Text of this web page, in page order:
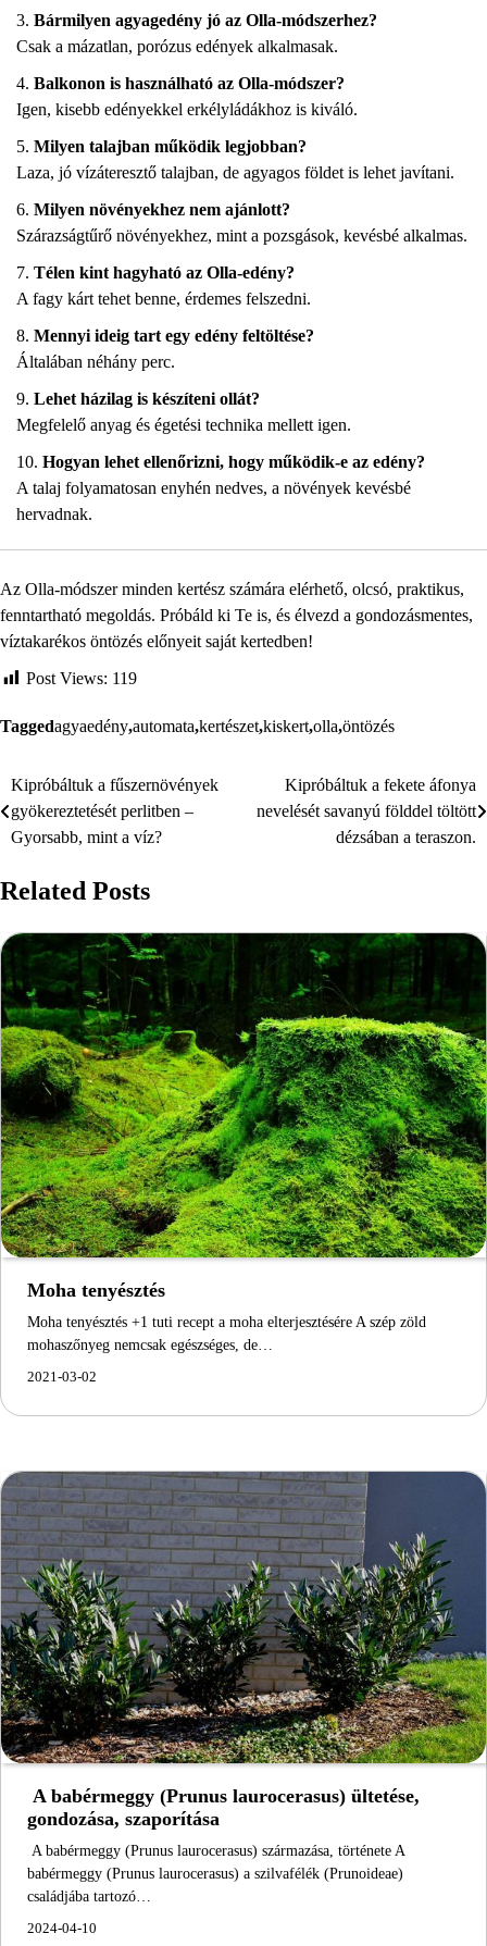
Bármilyen agyagedény jó az Olla-módszerhez?
Csak a mázatlan, porózus edények alkalmasak.
Balkonon is használható az Olla-módszer?
Igen, kisebb edényekkel erkélyládákhoz is kiváló.
Milyen talajban működik legjobban?
Laza, jó vízáteresztő talajban, de agyagos földet is lehet javítani.
Milyen növényekhez nem ajánlott?
Szárazságtűrő növényekhez, mint a pozsgások, kevésbé alkalmas.
Télen kint hagyható az Olla-edény?
A fagy kárt tehet benne, érdemes felszedni.
Mennyi ideig tart egy edény feltöltése?
Általában néhány perc.
Lehet házilag is készíteni ollát?
Megfelelő anyag és égetési technika mellett igen.
Hogyan lehet ellenőrizni, hogy működik-e az edény?
A talaj folyamatosan enyhén nedves, a növények kevésbé
hervadnak.
Az Olla-módszer minden kertész számára elérhető, olcsó, praktikus,
fenntartható megoldás. Próbáld ki Te is, és élvezd a gondozásmentes,
víztakarékos öntözés előnyeit saját kertedben!
Post Views: 119
Taggedagyaedény,automata,kertészet,kiskert,olla,öntözés
Bejegyzés
navigáció
Kipróbáltuk a fűszernövények
gyökereztetését perlitben –
Gyorsabb, mint a víz?
Kipróbáltuk a fekete áfonya
nevelését savanyú földdel töltött
dézsában a teraszon.
Related Posts
Moha tenyésztés
Moha tenyésztés +1 tuti recept a moha elterjesztésére A szép zöld
mohaszőnyeg nemcsak egészséges, de…
2021-03-02
A babérmeggy (Prunus laurocerasus) ültetése,
gondozása, szaporítása
A babérmeggy (Prunus laurocerasus) származása, története A
babérmeggy (Prunus laurocerasus) a szilvafélék (Prunoideae)
családjába tartozó…
2024-04-10